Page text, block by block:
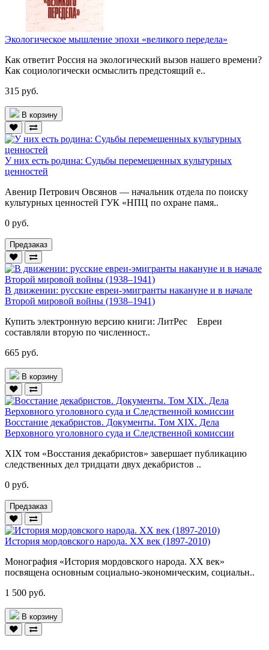
Экологическое мышление эпохи «великого передела»
Как ответит Россия на экологический вызов нашего времени?
Как социологически осмыслить предстоящий е..
315 руб.
В корзину
У них есть родина: Судьбы перемещенных культурных
ценностей
Авенир Петрович Овсянов — начальник отдела по поиску
культурных ценностей ГУК «НПЦ по охране памя..
0 руб.
Предзаказ
В движении: русские евреи-эмигранты накануне и в начале
Второй мировой войны (1938–1941)
Купить электронную версию книги: ЛитРес Евреи
составляли вторую по численност..
665 руб.
В корзину
Восстание декабристов. Документы. Том XIX. Дела
Верховного уголовного суда и Следственной комиссии
XIX том «Восстания декабристов» завершает публикацию
следственных дел тридцати двух декабристов ..
0 руб.
Предзаказ
История мордовского народа. ХХ век (1897-2010)
Монография «История мордовского народа. ХХ век»
посвящена основным социально-экономическим, социальн..
1 500 руб.
В корзину